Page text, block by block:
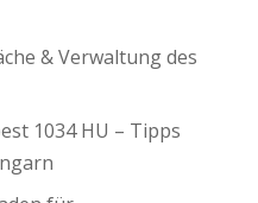
& Verwaltung des
1034 HU – Tipps